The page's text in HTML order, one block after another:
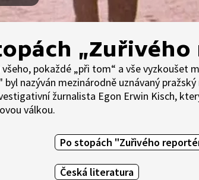
pokaždé „při tom“ a vše vyzkoušet
nazýván mezinárodně uznávaný
žurnalista Egon Erwin Kisch,
válkou.
Po stopách "Zuřivého
Česká literatura